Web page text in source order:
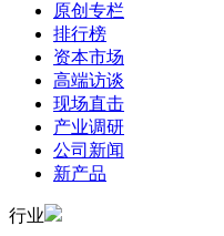
原创专栏
排行榜
资本市场
高端访谈
现场直击
产业调研
公司新闻
新产品
行业